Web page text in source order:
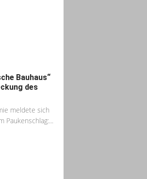
Bauhaus“
des
meldete sich
Paukenschlag:...